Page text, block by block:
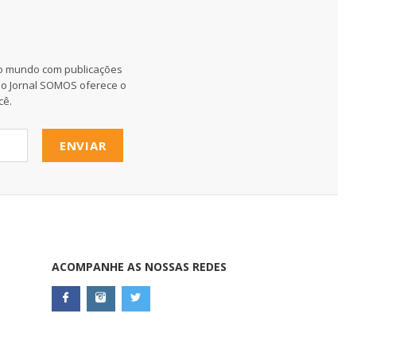
com publicações
SOMOS oferece o
ENVIAR
ACOMPANHE AS NOSSAS REDES